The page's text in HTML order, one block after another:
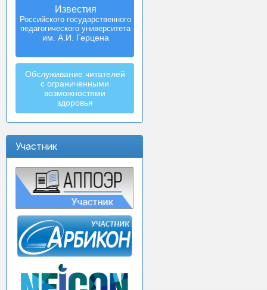
Известия
Российского государственного
педагогического университета
им. А.И. Герцена
Izvestia:
Herzen University
Journal of
Humanities & Sciences
Обслуживание читателей
с ограниченными
возможностями
здоровья
Участник